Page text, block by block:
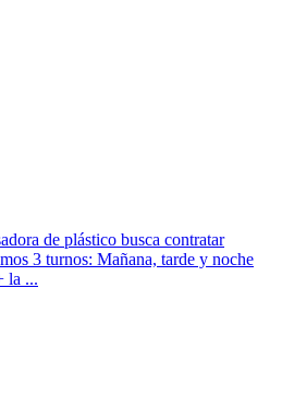
de plástico busca contratar
3 turnos: Mañana, tarde y noche
la ...